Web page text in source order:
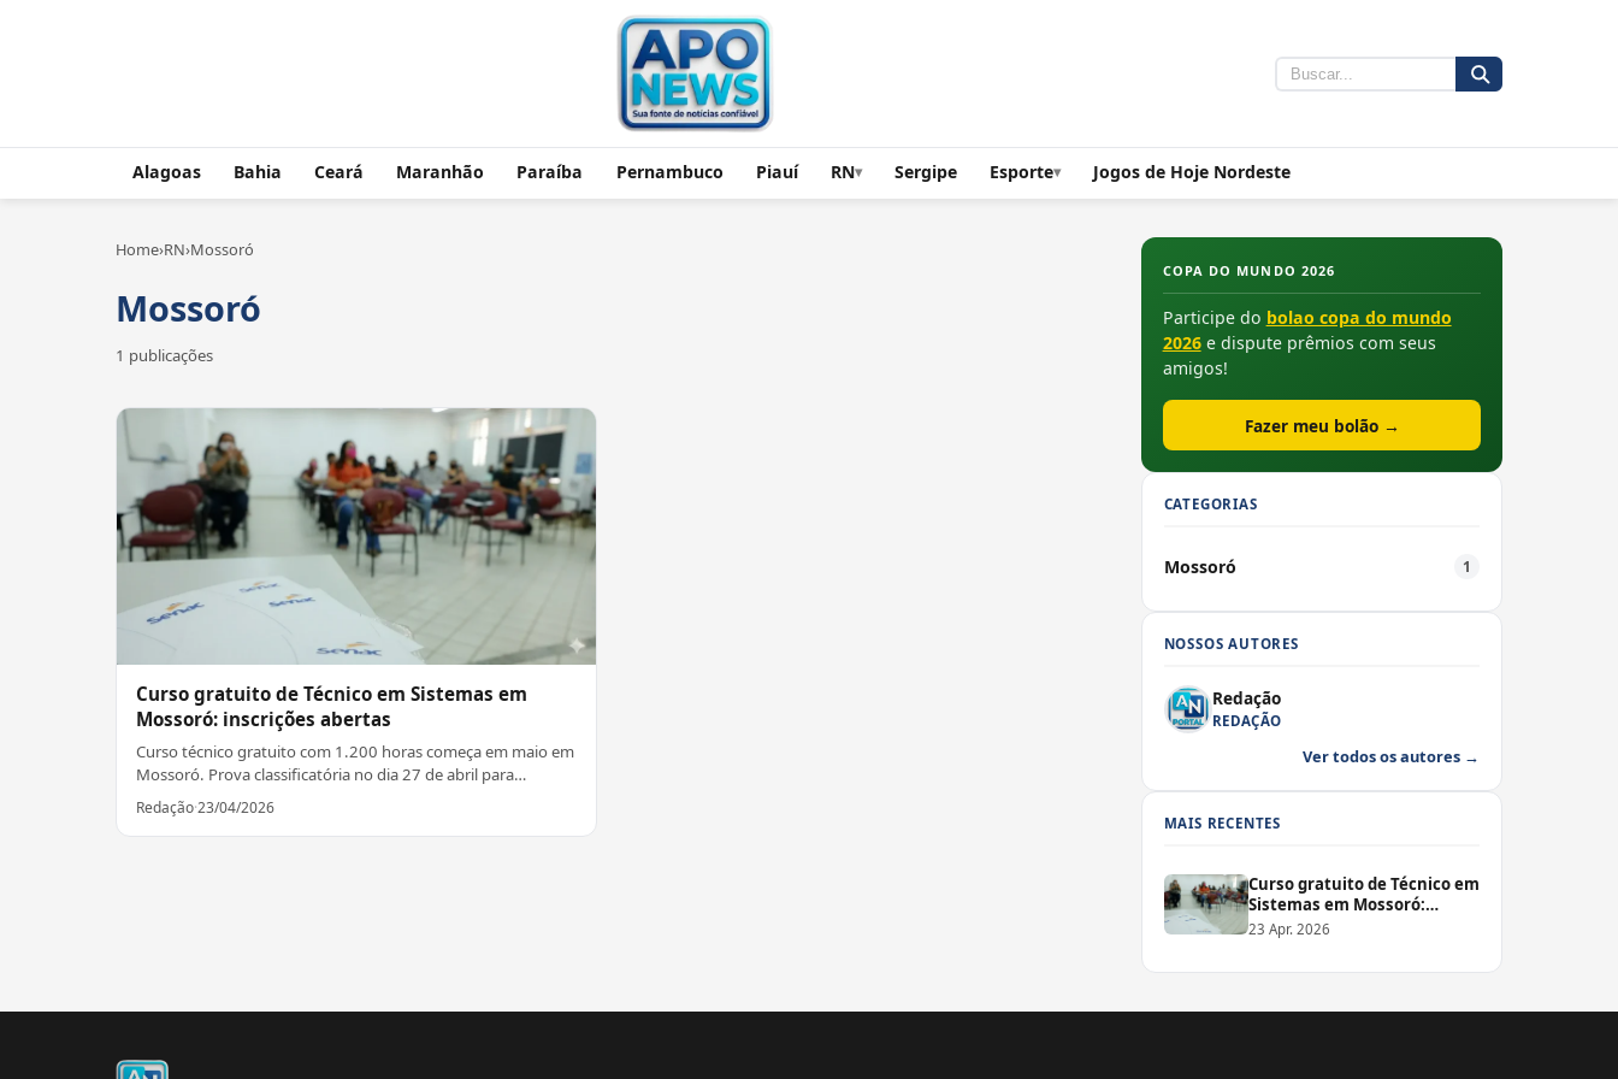
Alagoas Bahia Ceará Maranhão Paraíba Pernambuco Piauí RN Sergipe Esporte Jogos de Hoje Nordeste
Home›RN›Mossoró
Mossoró
1 publicações
Curso gratuito de Técnico em Sistemas em
Mossoró: inscrições abertas
Curso técnico gratuito com 1.200 horas começa em maio em
Mossoró. Prova classificatória no dia 27 de abril para
candidatos com renda per capita de até dois salários
mínimos.
Redação·23/04/2026
COPA DO MUNDO 2026
Participe do bolao copa do mundo
2026e dispute prêmios com seus
amigos!
Fazer meu bolão →
CATEGORIAS
Mossoró 1
NOSSOS AUTORES
Redação
REDAÇÃO
Ver todos os autores →
MAIS RECENTES
Curso gratuito de Técnico em
Sistemas em Mossoró:
inscrições abertas
23 Apr. 2026